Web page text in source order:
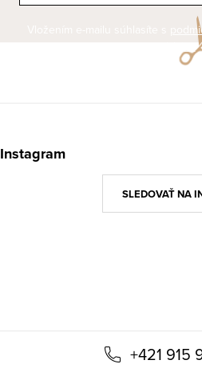
údajov
á
+421 915
Instagram
SLEDOVAŤ NA